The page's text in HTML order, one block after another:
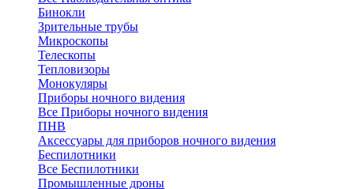
Бинокли
Зрительные трубы
Микроскопы
Телескопы
Тепловизоры
Монокуляры
Приборы ночного видения
Все Приборы ночного видения
ПНВ
Аксессуары для приборов ночного видения
Беспилотники
Все Беспилотники
Промышленные дроны